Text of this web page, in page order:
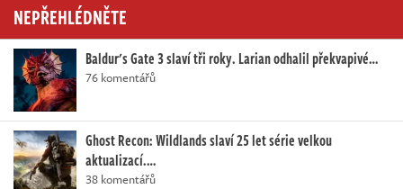
NEPŘEHLÉDNĚTE
Baldur's Gate 3 slaví tři roky. Larian odhalil překvapivé…
76 komentářů
Ghost Recon: Wildlands slaví 25 let série velkou
aktualizací.…
38 komentářů